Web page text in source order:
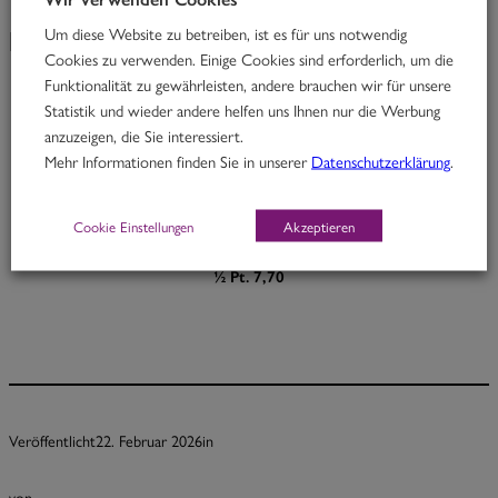
KW 09/26
Thai Rindfleischcurry mit Limettenblättern und Melanzani
½ Pt. 7,70
Veröffentlicht22. Februar 2026in
Um diese Website zu betreiben, ist es für uns notwendig
Cookies zu verwenden. Einige Cookies sind erforderlich, um die
Funktionalität zu gewährleisten, andere brauchen wir für unsere
Statistik und wieder andere helfen uns Ihnen nur die Werbung
anzuzeigen, die Sie interessiert.
Mehr Informationen finden Sie in unsererDatenschutzerklärung
Cookie Einstellungen Akzeptieren